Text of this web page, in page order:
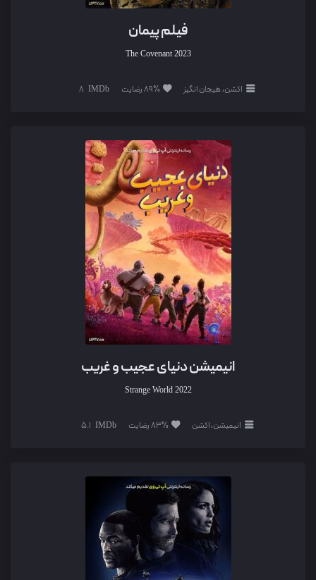
فیلم پیمان
The Covenant 2023
اکشن، هیجان انگیز 89% رضایت
انیمیشن دنیای عجیب و غریب
Strange World 2022
انیمیشن، اکشن 83% رضایت